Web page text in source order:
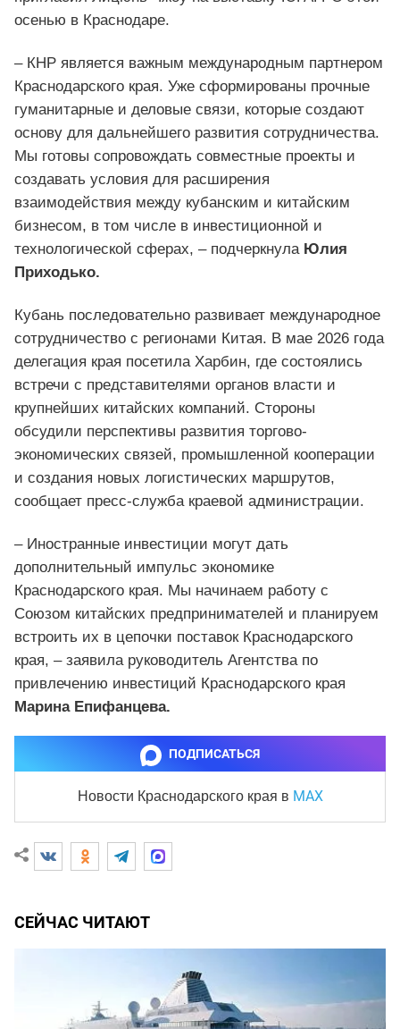
осенью в Краснодаре.
– КНР является важным международным партнером
Краснодарского края. Уже сформированы прочные
гуманитарные и деловые связи, которые создают
основу для дальнейшего развития сотрудничества.
Мы готовы сопровождать совместные проекты и
создавать условия для расширения
взаимодействия между кубанским и китайским
бизнесом, в том числе в инвестиционной и
технологической сферах, – подчеркнулаЮлия
Приходько.
Кубань последовательно развивает международное
сотрудничество с регионами Китая. В мае 2026 года
делегация края посетила Харбин, где состоялись
встречи с представителями органов власти и
крупнейших китайских компаний. Стороны
обсудили перспективы развития торгово-
экономических связей, промышленной кооперации
и создания новых логистических маршрутов,
сообщает пресс-служба краевой администрации.
– Иностранные инвестиции могут дать
дополнительный импульс экономике
Краснодарского края. Мы начинаем работу с
Союзом китайских предпринимателей и планируем
встроить их в цепочки поставок Краснодарского
края, – заявила руководитель Агентства по
привлечению инвестиций Краснодарского края
Марина Епифанцева.
ПОДПИСАТЬСЯ
Новости Краснодарского края в MAX
СЕЙЧАС ЧИТАЮТ